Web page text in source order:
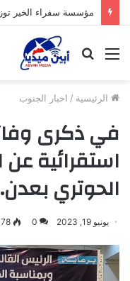
القائمة بحث
الرئيسية / اخبار الجنوب
في ذكرى
استقرائية عن
الحوتري بعدن.
يونيو 19, 2023 0